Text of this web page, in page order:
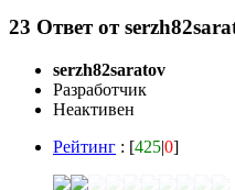
23 Ответ от
serzh82saratov
Разработчик
Неактивен
Рейтинг : [425|0]